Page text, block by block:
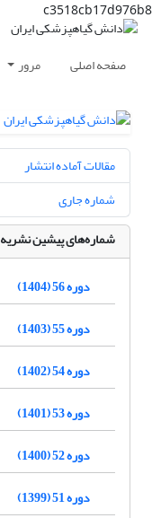
c3518cb17d976b8
صفحه اصلی مرور
مقالات آماده انتشار
شماره جاری
شماره‌های پیشین نشریه
دوره 56 (1404)
دوره 55 (1403)
دوره 54 (1402)
دوره 53 (1401)
دوره 52 (1400)
دوره 51 (1399)